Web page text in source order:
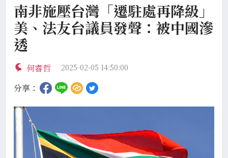
南非施壓台灣「遷駐處再降級」
美、法友台議員發聲：被中國滲
透
何睿哲 2025-02-05 14:50:00
分享：